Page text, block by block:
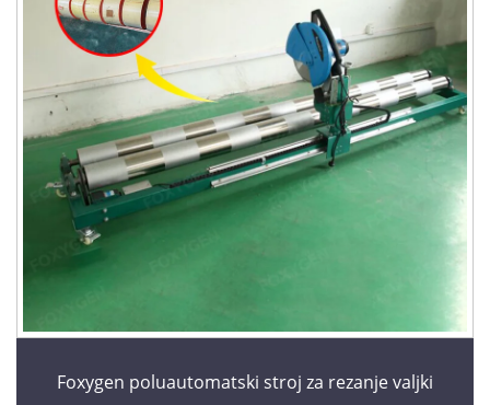
Foxygen poluautomatski stroj za rezanje valjki